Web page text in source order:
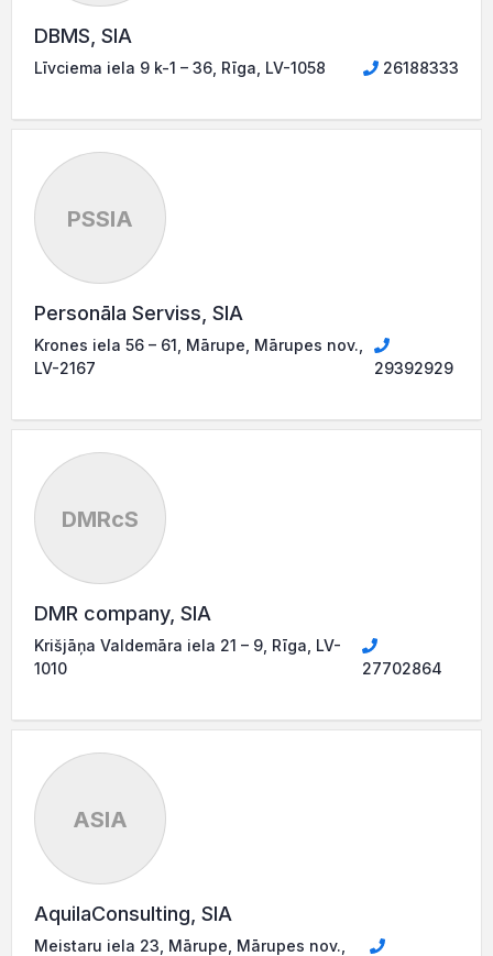
DBMS, SIA
Līvciema iela 9 k-1 – 36, Rīga, LV-1058 26188333
PSSIA
Personāla Serviss, SIA
Krones iela 56 – 61, Mārupe, Mārupes nov.,
LV-2167
29392929
DMRcS
DMR company, SIA
Krišjāņa Valdemāra iela 21 – 9, Rīga, LV-
1010
27702864
ASIA
AquilaConsulting, SIA
Meistaru iela 23, Mārupe, Mārupes nov.,